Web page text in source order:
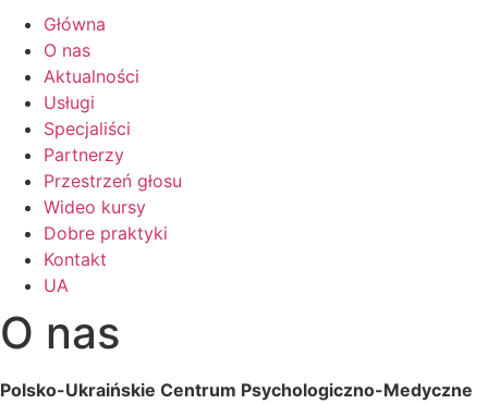
Główna
O nas
Aktualności
Usługi
Specjaliści
Partnerzy
Przestrzeń głosu
Wideo kursy
Dobre praktyki
Kontakt
UA
O nas
Polsko-Ukraińskie Centrum Psychologiczno-Medyczne